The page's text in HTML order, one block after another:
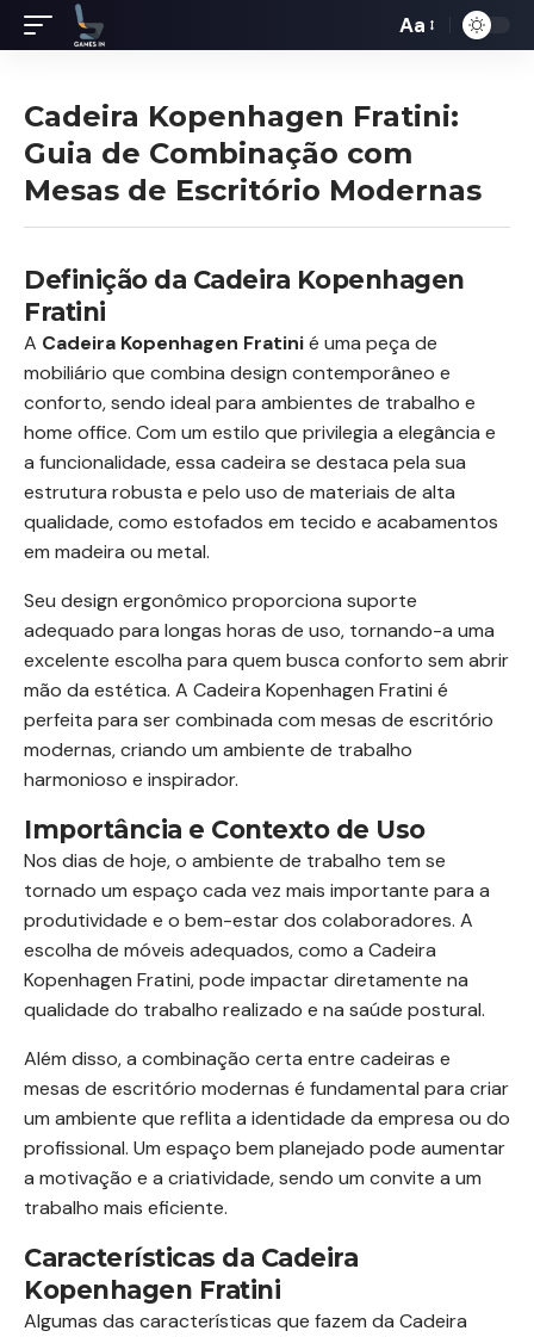
fontes
Aa
Cadeira Kopenhagen Fratini:
Guia de Combinação com
Mesas de Escritório Modernas
Definição da Cadeira Kopenhagen
Fratini
A Cadeira Kopenhagen Fratinié uma peça de
mobiliário que combina design contemporâneo e
conforto, sendo ideal para ambientes de trabalho e
home office. Com um estilo que privilegia a elegância e
a funcionalidade, essa cadeira se destaca pela sua
estrutura robusta e pelo uso de materiais de alta
qualidade, como estofados em tecido e acabamentos
em madeira ou metal.
Seu design ergonômico proporciona suporte
adequado para longas horas de uso, tornando-a uma
excelente escolha para quem busca conforto sem abrir
mão da estética. A Cadeira Kopenhagen Fratini é
perfeita para ser combinada com mesas de escritório
modernas, criando um ambiente de trabalho
harmonioso e inspirador.
Importância e Contexto de Uso
Nos dias de hoje, o ambiente de trabalho tem se
tornado um espaço cada vez mais importante para a
produtividade e o bem-estar dos colaboradores. A
escolha de móveis adequados, como a Cadeira
Kopenhagen Fratini, pode impactar diretamente na
qualidade do trabalho realizado e na saúde postural.
Além disso, a combinação certa entre cadeiras e
mesas de escritório modernas é fundamental para criar
um ambiente que reflita a identidade da empresa ou do
profissional. Um espaço bem planejado pode aumentar
a motivação e a criatividade, sendo um convite a um
trabalho mais eficiente.
Características da Cadeira
Kopenhagen Fratini
Algumas das características que fazem da Cadeira